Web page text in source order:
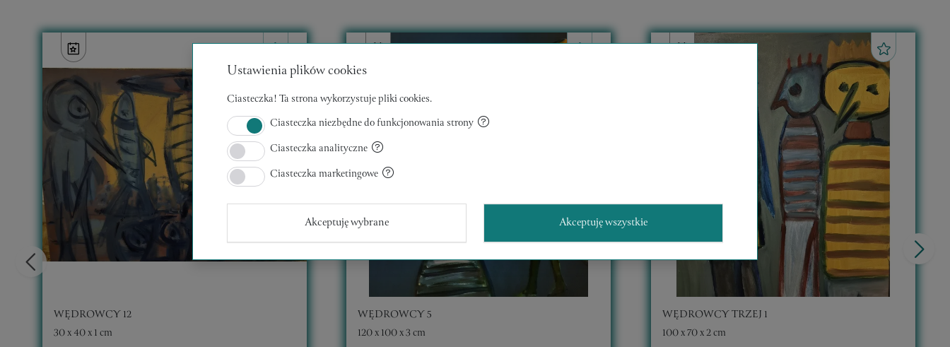
WĘDROWCY 12
30 x 40 x 1 cm
WĘDROWCY 5
120 x 100 x 3 cm
WĘDROWCY TRZEJ 1
100 x 70 x 2 cm
Ustawienia plików cookies
Ciasteczka! Ta strona wykorzystuje pliki cookies.
Ciasteczka niezbędne do funkcjonowania strony
Ciasteczka analityczne
Ciasteczka marketingowe
Akceptuję wybrane Akceptuję wszystkie